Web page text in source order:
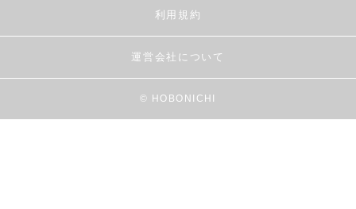
利用規約
運営会社について
© HOBONICHI